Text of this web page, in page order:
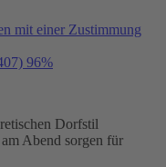
mit einer Zustimmung
96%
Dorfstil
Abend sorgen für